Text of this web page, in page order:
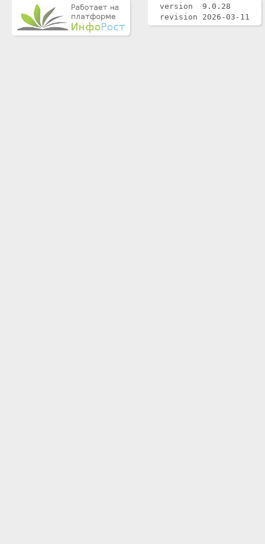
version 9.0.28
revision 2026-03-11